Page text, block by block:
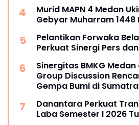
Murid MAPN 4 Medan
Gebyar Muharram 1448
Pelantikan Forwaka
Perkuat Sinergi Pers
Sinergitas BMKG
Group Discussion
Gempa Bumi di
Danantara Perkuat
Laba Semester I 2026